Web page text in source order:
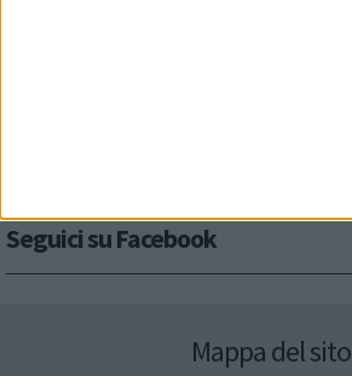
Seguici su Facebook
Mappa del sito